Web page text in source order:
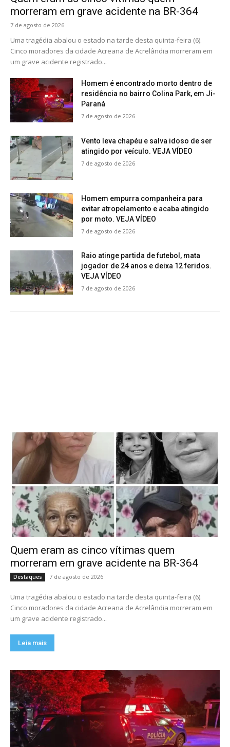
morreram em grave acidente na BR-364
7 de agosto de 2026
Uma tragédia abalou o estado na tarde desta quinta-feira (6).
Cinco moradores da cidade Acreana de Acrelândia morreram em
um grave acidente registrado...
Homem é encontrado morto dentro de
residência no bairro Colina Park, em Ji-
Paraná
7 de agosto de 2026
Vento leva chapéu e salva idoso de ser
atingido por veículo. VEJA VÍDEO
7 de agosto de 2026
Homem empurra companheira para
evitar atropelamento e acaba atingido
por moto. VEJA VÍDEO
7 de agosto de 2026
Raio atinge partida de futebol, mata
jogador de 24 anos e deixa 12 feridos.
VEJA VÍDEO
7 de agosto de 2026
Quem eram as cinco vítimas quem
morreram em grave acidente na BR-364
Destaques 7 de agosto de 2026
Uma tragédia abalou o estado na tarde desta quinta-feira (6).
Cinco moradores da cidade Acreana de Acrelândia morreram em
um grave acidente registrado...
Leia mais